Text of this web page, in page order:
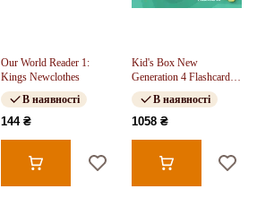
Our World Reader 1:
Kings Newclothes
В наявності
144 ₴
Kid's Box New
Generation 4 Flashcards
(pack of 104)
В наявності
1058 ₴